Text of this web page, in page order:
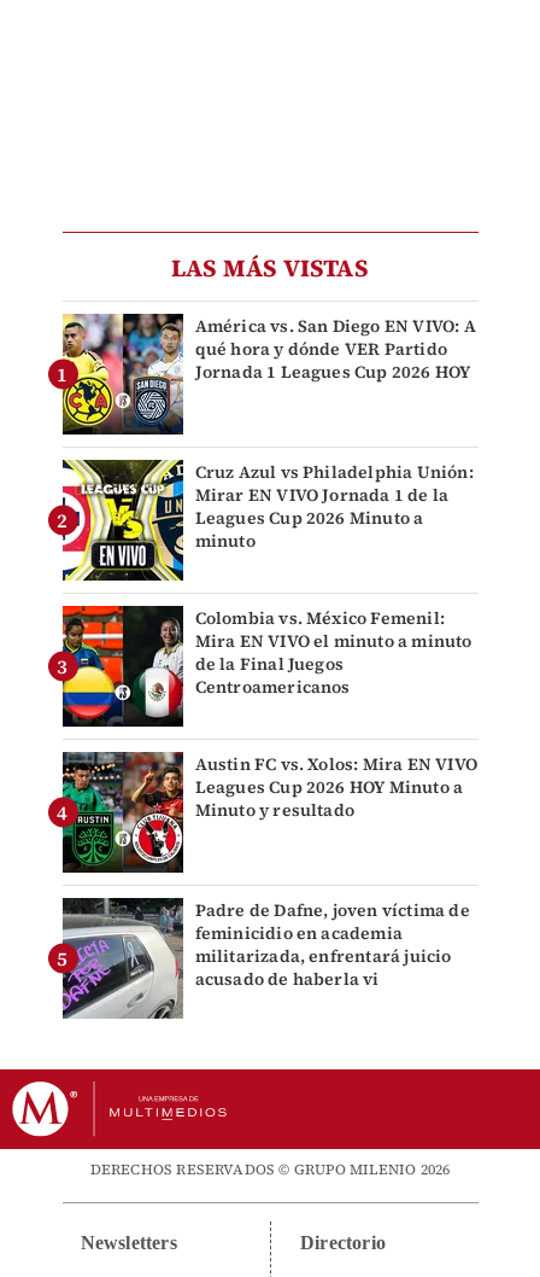
LAS MÁS VISTAS
América vs. San Diego EN VIVO: A
qué hora y dónde VER Partido
Jornada 1 Leagues Cup 2026 HOY
Cruz Azul vs Philadelphia Unión:
Mirar EN VIVO Jornada 1 de la
Leagues Cup 2026 Minuto a
minuto
Colombia vs. México Femenil:
Mira EN VIVO el minuto a minuto
de la Final Juegos
Centroamericanos
Austin FC vs. Xolos: Mira EN VIVO
Leagues Cup 2026 HOY Minuto a
Minuto y resultado
Padre de Dafne, joven víctima de
feminicidio en academia
militarizada, enfrentará juicio
acusado de haberla vi
DERECHOS RESERVADOS © GRUPO MILENIO 2026
Newsletters Directorio